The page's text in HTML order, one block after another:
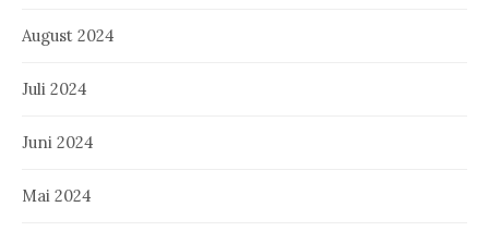
August 2024
Juli 2024
Juni 2024
Mai 2024